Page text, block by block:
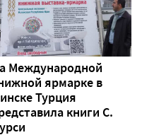
Международной
ярмарке в
Турция
книги С.